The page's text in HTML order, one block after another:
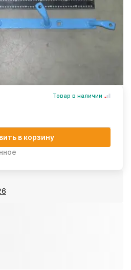
Товар в наличии
в корзину